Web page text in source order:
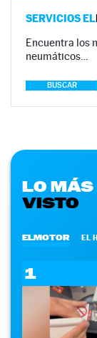
SERVICIOS EL
Encuentra los
neumáticos…
BUSCAR
LO MÁS
VISTO
ELMOTOR EL
1